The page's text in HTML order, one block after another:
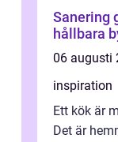
Sanering grunden för säkra och
hållbara
06 augusti
inspiration
Ett kök är
Det är